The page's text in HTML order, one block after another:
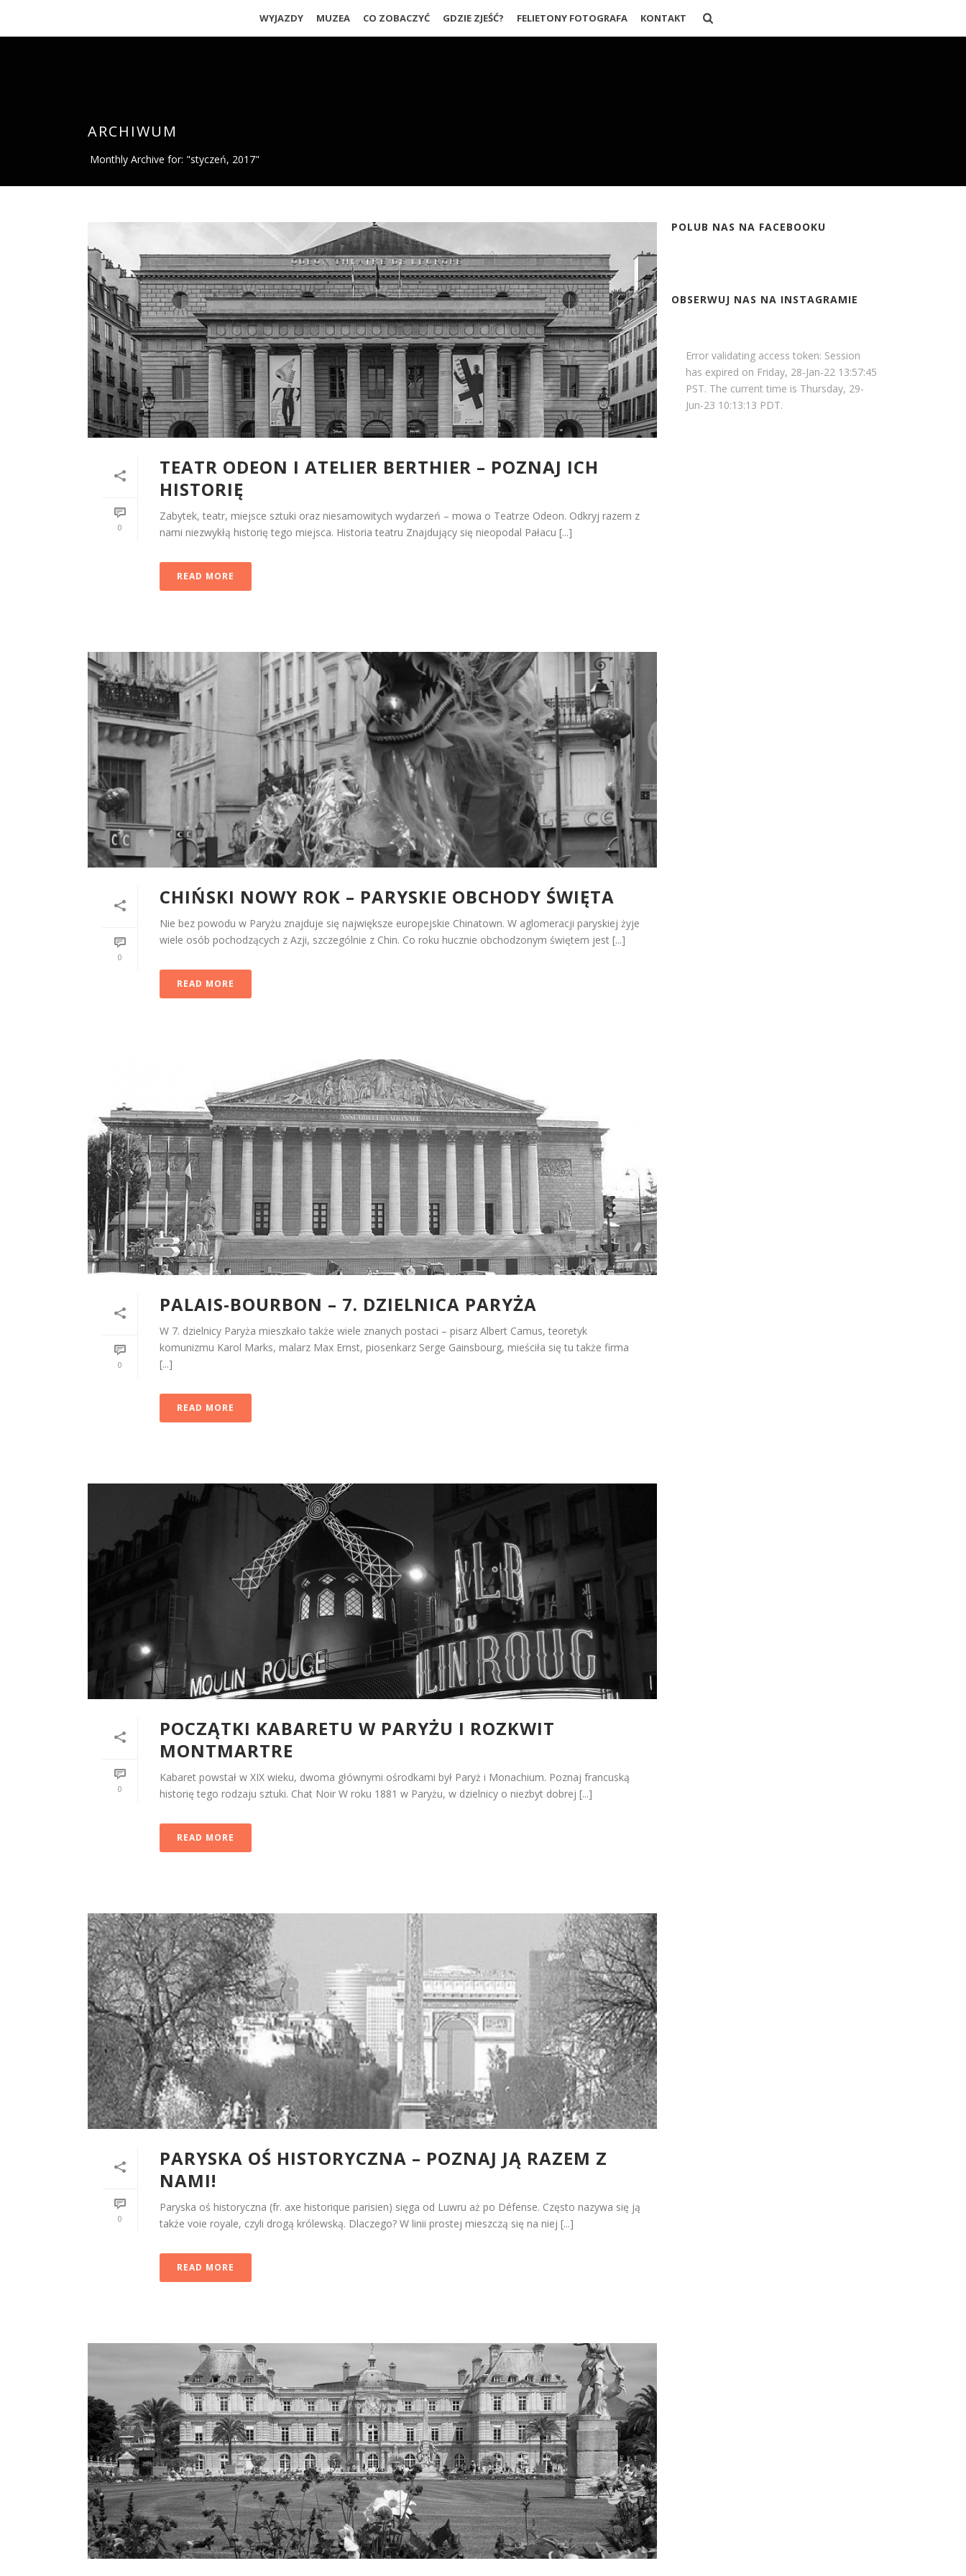
WYJAZDY MUZEA CO ZOBACZYĆ GDZIE ZJEŚĆ? FELIETONY FOTOGRAFA KONTAKT
ARCHIWUM
Monthly Archive for: "styczeń, 2017"
0
TEATR ODEON I ATELIER BERTHIER – POZNAJ ICH
HISTORIĘ
Zabytek, teatr, miejsce sztuki oraz niesamowitych wydarzeń – mowa o Teatrze Odeon. Odkryj razem z
nami niezwykłą historię tego miejsca. Historia teatru Znajdujący się nieopodal Pałacu [...]
READ MORE
0
CHIŃSKI NOWY ROK – PARYSKIE OBCHODY ŚWIĘTA
Nie bez powodu w Paryżu znajduje się największe europejskie Chinatown. W aglomeracji paryskiej żyje
wiele osób pochodzących z Azji, szczególnie z Chin. Co roku hucznie obchodzonym świętem jest [...]
READ MORE
0
PALAIS-BOURBON – 7. DZIELNICA PARYŻA
W 7. dzielnicy Paryża mieszkało także wiele znanych postaci – pisarz Albert Camus, teoretyk
komunizmu Karol Marks, malarz Max Ernst, piosenkarz Serge Gainsbourg, mieściła się tu także firma
[...]
READ MORE
0
POCZĄTKI KABARETU W PARYŻU I ROZKWIT
MONTMARTRE
Kabaret powstał w XIX wieku, dwoma głównymi ośrodkami był Paryż i Monachium. Poznaj francuską
historię tego rodzaju sztuki. Chat Noir W roku 1881 w Paryżu, w dzielnicy o niezbyt dobrej [...]
READ MORE
0
PARYSKA OŚ HISTORYCZNA – POZNAJ JĄ RAZEM Z
NAMI!
Paryska oś historyczna (fr. axe historique parisien) sięga od Luwru aż po Défense. Często nazywa się ją
także voie royale, czyli drogą królewską. Dlaczego? W linii prostej mieszczą się na niej [...]
READ MORE
POLUB NAS NA FACEBOOKU
OBSERWUJ NAS NA INSTAGRAMIE
Error validating access token: Session
has expired on Friday, 28-Jan-22 13:57:45
PST. The current time is Thursday, 29-
Jun-23 10:13:13 PDT.